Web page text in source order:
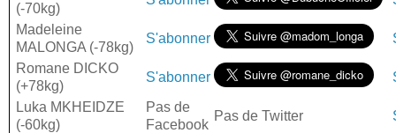
(-70kg)
Madeleine
MALONGA (-78kg)
S'abonner
Romane DICKO
(+78kg)
S'abonner
Luka MKHEIDZE
(-60kg)
Pas de
Facebook
Pas de Twitter